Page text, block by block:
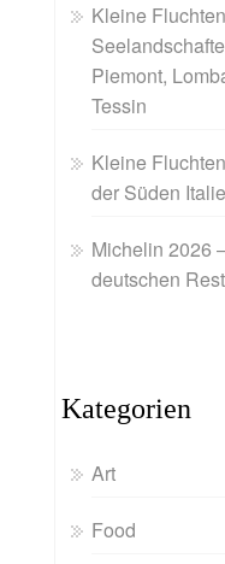
Kleine
Piemont,
Tessin
Kleine
der Süden
Michelin 2026
deutschen
Kategorien
Art
Food